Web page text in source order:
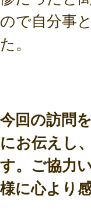
ので自分事
た。
今回の訪問
にお伝えし
す。 ご協力
様に心より